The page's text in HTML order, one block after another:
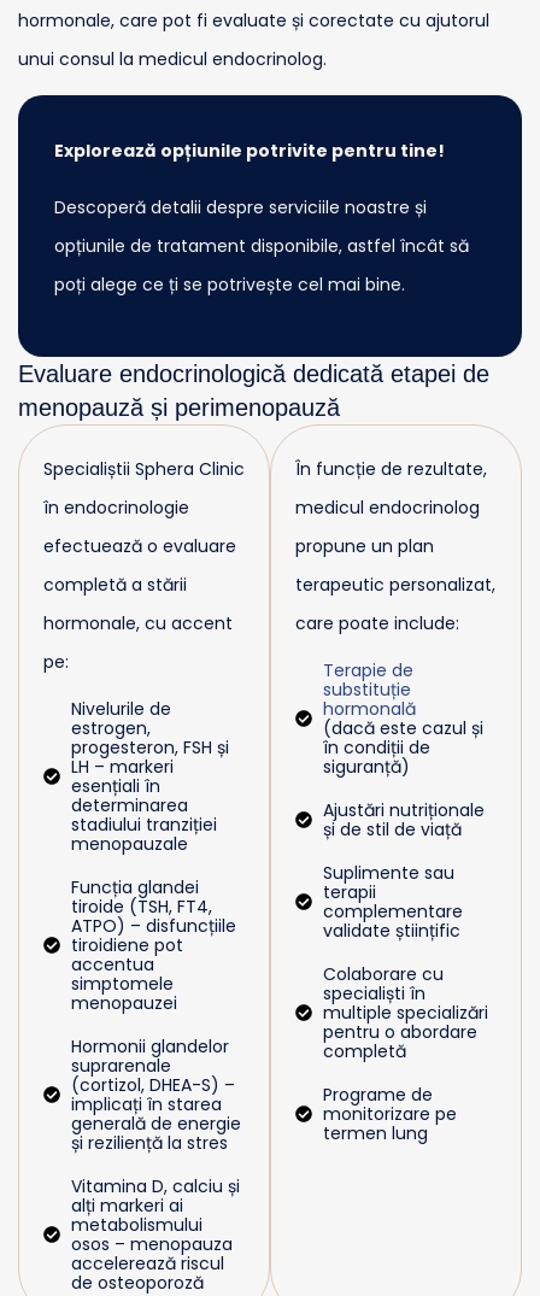
hormonale, care pot fi evaluate și corectate cu ajutorul
unui consul la medicul endocrinolog.
Explorează opțiunile potrivite pentru tine!
Descoperă detalii despre serviciile noastre și
opțiunile de tratament disponibile, astfel încât să
poți alege ce ți se potrivește cel mai bine.
Evaluare endocrinologică dedicată etapei de
menopauză și perimenopauză
Specialiștii Sphera Clinic
în endocrinologie
efectuează o evaluare
completă a stării
hormonale, cu accent
pe:
Nivelurile de
estrogen,
progesteron, FSH și
LH – markeri
esențiali în
determinarea
stadiului tranziției
menopauzale
Funcția glandei
tiroide (TSH, FT4,
ATPO) – disfuncțiile
tiroidiene pot
accentua
simptomele
menopauzei
Hormonii glandelor
suprarenale
(cortizol, DHEA-S) –
implicați în starea
generală de energie
și reziliență la stres
Vitamina D, calciu și
alți markeri ai
metabolismului
osos – menopauza
accelerează riscul
de osteoporoză
În funcție de rezultate,
medicul endocrinolog
propune un plan
terapeutic personalizat,
care poate include:
Terapie de
substituție
hormonală
(dacă este cazul și
în condiții de
siguranță)
Ajustări nutriționale
și de stil de viață
Suplimente sau
terapii
complementare
validate științific
Colaborare cu
specialiști în
multiple specializări
pentru o abordare
completă
Programe de
monitorizare pe
termen lung